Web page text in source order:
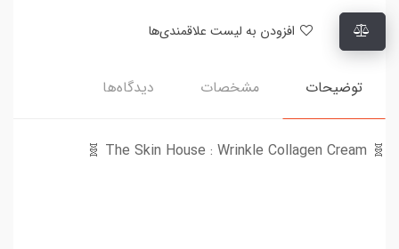
توضیحات مشخصات دیدگاه‌ها
🧬 The Skin House : Wrinkle Collagen Cream 🧬